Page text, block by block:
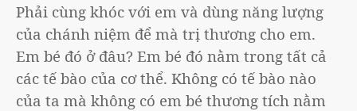
Phải cùng khóc với em và dùng năng lượng
của chánh niệm để mà trị thương cho em.
Em bé đó ở đâu? Em bé đó nằm trong tất cả
các tế bào của cơ thể. Không có tế bào nào
của ta mà không có em bé thương tích nằm